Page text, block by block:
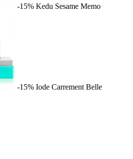
-15% Kedu Sesame Memo
-15% Iode Carrement Belle